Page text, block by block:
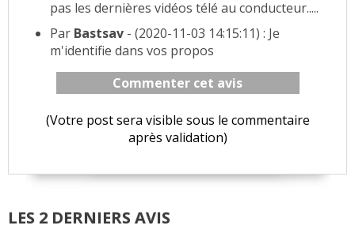
pas les dernières vidéos télé au conducteur.....
Par Bastsav - (2020-11-03 14:15:11) : Je
m'identifie dans vos propos
Commenter cet avis
(Votre post sera visible sous le commentaire
après validation)
LES 2 DERNIERS AVIS